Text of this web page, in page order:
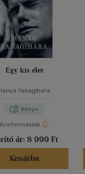
Egy kis élet
Yanagihara
Könyv
Árinformációk
ár: 8 999 Ft
Kosárba